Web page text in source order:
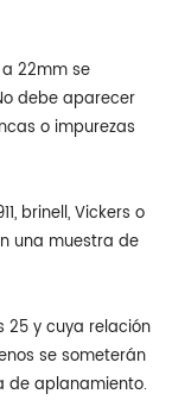
22mm se
debe aparecer
o impurezas
brinell, Vickers o
una muestra de
25 y cuya relación
se someterán
de aplanamiento.